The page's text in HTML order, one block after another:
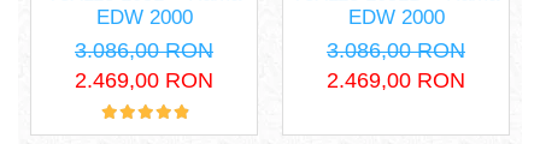
EDW 2000
3.086,00 RON
2.469,00 RON
EDW 2000
3.086,00 RON
2.469,00 RON